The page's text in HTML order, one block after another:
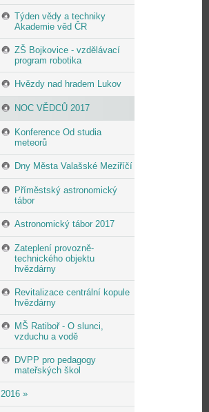
Týden vědy a techniky
Akademie věd ČR
ZŠ Bojkovice - vzdělávací
program robotika
Hvězdy nad hradem Lukov
NOC VĚDCŮ 2017
Konference Od studia
meteorů
Dny Města Valašské Meziříčí
Příměstský astronomický
tábor
Astronomický tábor 2017
Zateplení provozně-
technického objektu
hvězdárny
Revitalizace centrální kopule
hvězdárny
MŠ Ratiboř - O slunci,
vzduchu a vodě
DVPP pro pedagogy
mateřských škol
2016 »